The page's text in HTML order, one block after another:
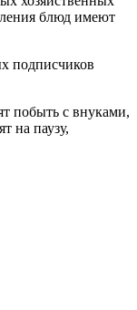
блюд имеют
подписчиков
побыть с внуками,
на паузу,